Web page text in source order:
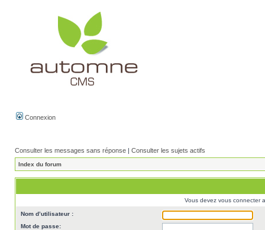
Connexion
Consulter les messages sans réponse | Consulter les sujets actifs
Index du forum
Vous devez vous connecter
Nom d’utilisateur :
Mot de passe: